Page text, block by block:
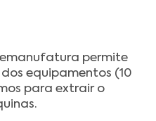
permite
equipamentos (10
para extrair o